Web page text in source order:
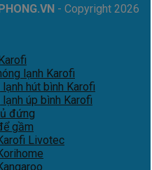
- Copyright 2026
lạnh Karofi
hút bình Karofi
úp bình Karofi
đứng
gầm
Livotec